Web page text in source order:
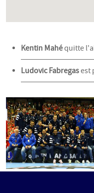
Kentin Mahéquitte
Ludovic Fabregasest